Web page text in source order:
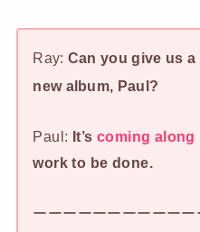
Ray: Can you give us
new album, Paul?
Paul: It’s coming along
work to be done.
ーーーーーーーーーー